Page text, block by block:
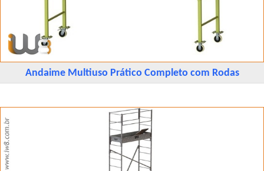
Andaime Multiuso Prático Completo com Rodas